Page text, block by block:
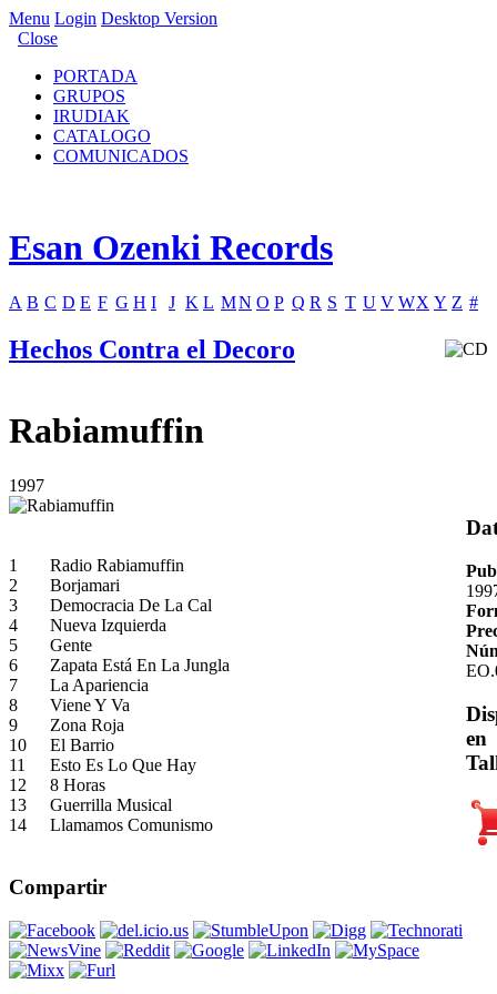
Menu Login Desktop Version
Close
PORTADA
GRUPOS
IRUDIAK
CATALOGO
COMUNICADOS
Esan Ozenki Records
A B C D E F G H I J K L MN O P Q R S T U V WX Y Z #
Hechos Contra el Decoro
Rabiamuffin
1997
1
Radio Rabiamuffin
2
Borjamari
3
Democracia De La Cal
4
Nueva Izquierda
5
Gente
6
Zapata Está En La Jungla
7
La Apariencia
8
Viene Y Va
9
Zona Roja
10
El Barrio
11
Esto Es Lo Que Hay
12
8 Horas
13
Guerrilla Musical
14
Llamamos Comunismo
Compartir
en